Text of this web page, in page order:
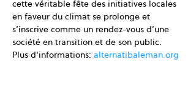
cette véritable fête des initiatives locales
en faveur du climat se prolonge et
s’inscrive comme un rendez-vous d’une
société en transition et de son public.
Plus d'informations: alternatibaleman.org